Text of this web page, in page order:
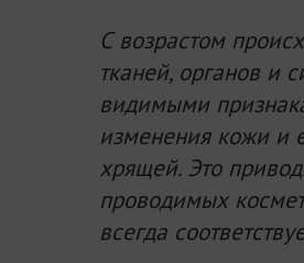
С возрастом
тканей, органов и
видимыми
изменения кожи и
хрящей. Это
проводимых
всегда